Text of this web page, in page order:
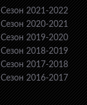
Сезон 2021-2022
Сезон 2020-2021
Сезон 2019-2020
Сезон 2018-2019
Сезон 2017-2018
Сезон 2016-2017